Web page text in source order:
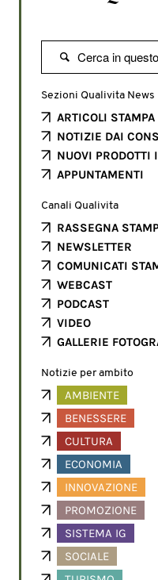

Sezioni Qualivita News
ARTICOLI
NOTIZIE DAI
NUOVI PRODOTTI
APPUNTAMENTI
Canali Qualivita
RASSEGNA
NEWSLETTER
COMUNICATI
WEBCAST
PODCAST
VIDEO
GALLERIE
Notizie per ambito
AMBIENTE
BENESSERE
CULTURA
ECONOMIA
INNOVAZIONE
PROMOZIONE
SISTEMA IG
SOCIALE